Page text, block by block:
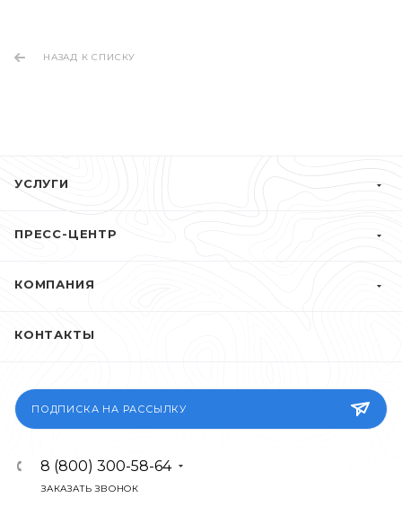
НАЗАД К СПИСКУ
УСЛУГИ
ПРЕСС-ЦЕНТР
КОМПАНИЯ
КОНТАКТЫ
ПОДПИСКА НА РАССЫЛКУ
8 (800) 300-58-64
ЗАКАЗАТЬ ЗВОНОК